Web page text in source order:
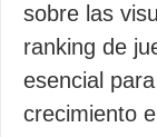
sobre las
ranking de
esencial
crecimiento